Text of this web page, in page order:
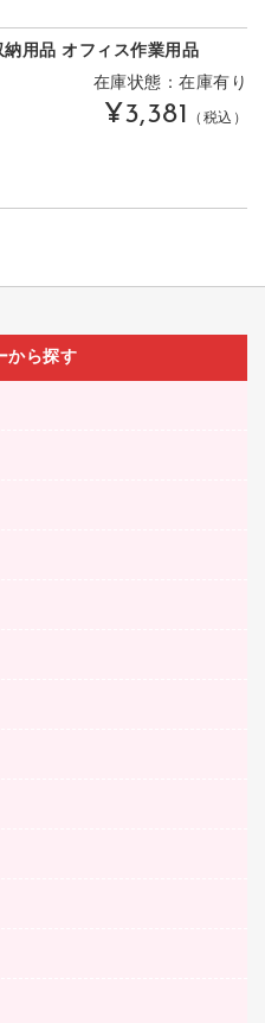
納用品 オフィス作業用品
在庫状態：在庫有り
¥3,381 （税込）
から探す
・食添製品）
・食添製品）
ビス